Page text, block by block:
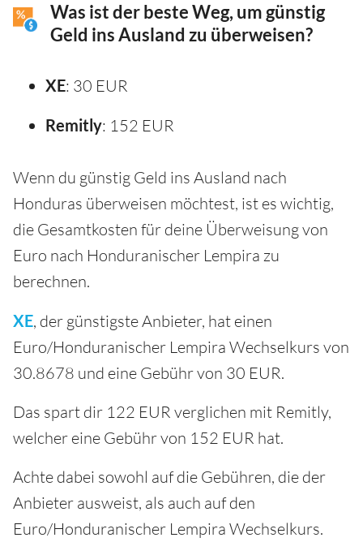
Was ist der beste Weg, um günstig
Geld ins Ausland zu überweisen?
XE: 30 EUR
Remitly: 152 EUR
Wenn du günstig Geld ins Ausland nach
Honduras überweisen möchtest, ist es wichtig,
die Gesamtkosten für deine Überweisung von
Euro nach Honduranischer Lempira zu
berechnen.
XE, der günstigste Anbieter, hat einen
Euro/Honduranischer Lempira Wechselkurs von
30.8678 und eine Gebühr von 30 EUR.
Das spart dir 122 EUR verglichen mit Remitly,
welcher eine Gebühr von 152 EUR hat.
Achte dabei sowohl auf die Gebühren, die der
Anbieter ausweist, als auch auf den
Euro/Honduranischer Lempira Wechselkurs.